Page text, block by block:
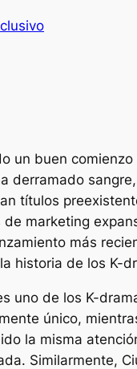
un buen
derramado
títulos
marketing
más
historia de los K-
uno de los K-
único,
la misma
Similarmente,